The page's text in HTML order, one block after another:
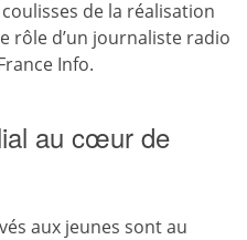
de la réalisation
rôle d’un journaliste radio
Info.
au cœur de
aux jeunes sont au